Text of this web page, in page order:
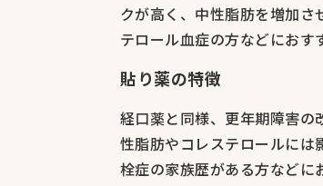
クが高く、中性脂肪を増加さ
テロール血症の方などにおす
貼り薬の特徴
経口薬と同様、更年期障害の
性脂肪やコレステロールには
栓症の家族歴がある方などに